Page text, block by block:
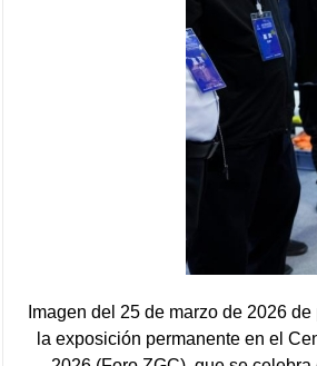
Imagen del 25 de marzo de 2026
la exposición permanente en el